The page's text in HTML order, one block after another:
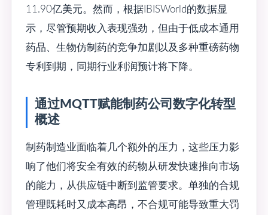
11.90亿美元。然而，根据IBISWorld的数据显
示，尽管预期收入表现强劲，但由于低成本通用
药品、生物仿制药的竞争加剧以及多种重磅药物
专利到期，同期行业利润预计将下降。
通过MQTT赋能制药公司数字化转型
概述
制药制造业面临着几个额外的压力，这些压力影
响了他们将安全有效的药物从研发快速推向市场
的能力，从供应链中断到监管要求。单独的合规
管理既耗时又成本高昂，不合规可能导致重大罚